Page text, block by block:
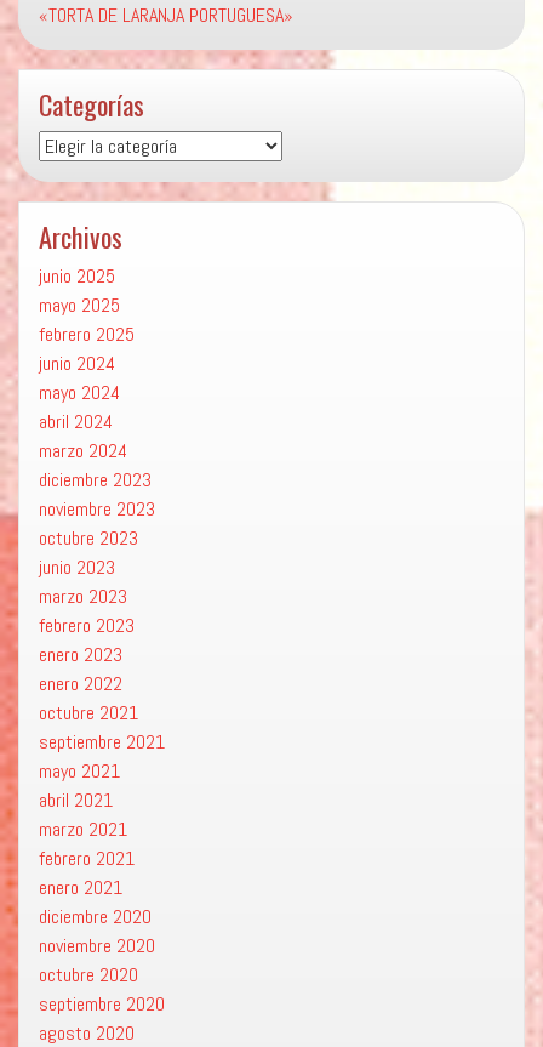
«TORTA DE LARANJA PORTUGUESA»
Categorías
Categorías
Archivos
junio 2025
mayo 2025
febrero 2025
junio 2024
mayo 2024
abril 2024
marzo 2024
diciembre 2023
noviembre 2023
octubre 2023
junio 2023
marzo 2023
febrero 2023
enero 2023
enero 2022
octubre 2021
septiembre 2021
mayo 2021
abril 2021
marzo 2021
febrero 2021
enero 2021
diciembre 2020
noviembre 2020
octubre 2020
septiembre 2020
agosto 2020